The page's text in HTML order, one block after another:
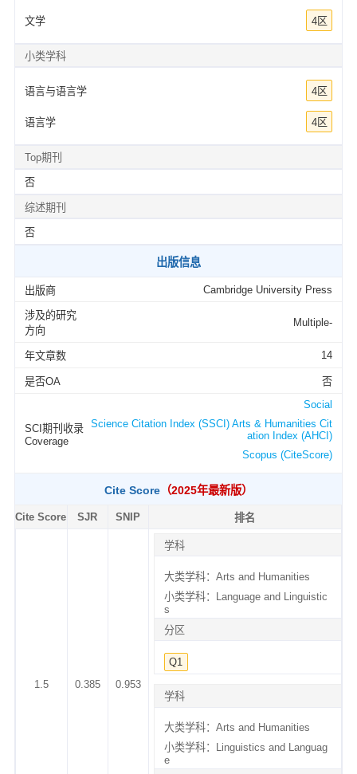
文学 4区
小类学科
语言与语言学 4区
语言学 4区
Top期刊
否
综述期刊
否
出版信息
出版商 Cambridge University Press
涉及的研究
方向
Multiple-
年文章数 14
是否OA 否
SCI期刊收录
Coverage
Social
Science Citation Index (SSCI) Arts & Humanities Cit
ation Index (AHCI)
Scopus (CiteScore)
Cite Score （2025年最新版）
Cite Score SJR SNIP 排名
1.5 0.385 0.953
学科
大类学科：Arts and Humanities
小类学科：Language and Linguistic
s
分区
Q1
学科
大类学科：Arts and Humanities
小类学科：Linguistics and Languag
e